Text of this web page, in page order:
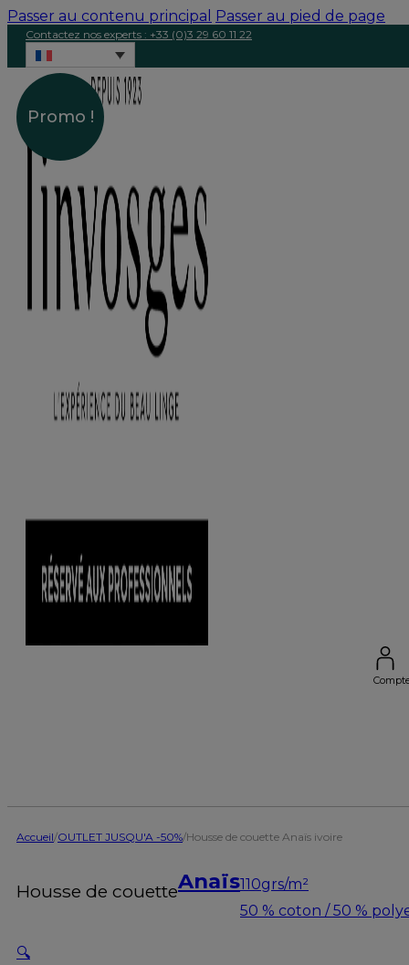
Passer au contenu principal Passer au pied de page
Contactez nos experts : +33 (0)3 29 60 11 22
Accueil/OUTLET JUSQU'A -50%/Housse de couette Anaïs ivoire
Housse de couetteAnaïs110grs/m²
50 % coton / 50 %
Promo !
🔍